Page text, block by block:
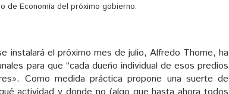
de Economía del próximo gobierno.
instalará el próximo mes de julio, Alfredo Thorne, ha
para que “cada dueño individual de esos predios
Como medida práctica propone una suerte de